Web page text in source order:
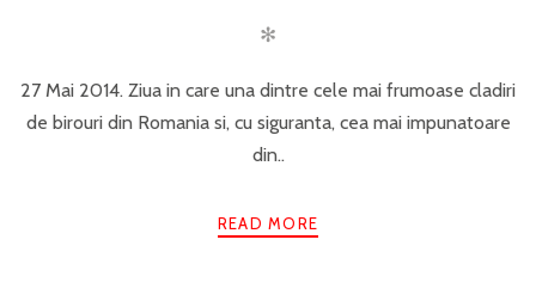
✻
27 Mai 2014. Ziua in care una dintre cele mai frumoase cladiri
de birouri din Romania si, cu siguranta, cea mai impunatoare
din..
READ MORE